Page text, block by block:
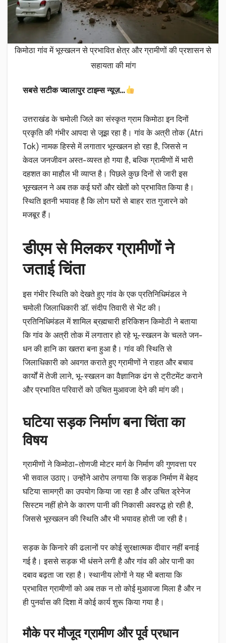
किमोठा गांव में भूस्खलन से प्रभावित क्षेत्र और ग्रामीणों की प्रशासन से
सहायता की मांग
सबसे सटीक ज्वालापुर टाइम्स न्यूज़…
उत्तराखंड के चमोली जिले का संस्कृत ग्राम किमोठा इन दिनों
प्रकृति की गंभीर आपदा से जूझ रहा है। गांव के अत्री तोक (Atri
Tok) नामक हिस्से में लगातार भूस्खलन हो रहा है, जिससे न
केवल जनजीवन अस्त-व्यस्त हो गया है, बल्कि ग्रामीणों में भारी
दहशत का माहौल भी व्याप्त है। पिछले कुछ दिनों से जारी इस
भूस्खलन ने अब तक कई घरों और खेतों को प्रभावित किया है।
स्थिति इतनी भयावह है कि लोग घरों से बाहर रात गुजारने को
मजबूर हैं।
डीएम से मिलकर ग्रामीणों ने
जताई चिंता
इस गंभीर स्थिति को देखते हुए गांव के एक प्रतिनिधिमंडल ने
चमोली जिलाधिकारी डॉ. संदीप तिवारी से भेंट की।
प्रतिनिधिमंडल में शामिल ब्रह्मचारी हरिकिशन किमोठी ने बताया
कि गांव के अत्री तोक में लगातार हो रहे भू-स्खलन के चलते जन-
धन की हानि का खतरा बना हुआ है। गांव की स्थिति से
जिलाधिकारी को अवगत कराते हुए ग्रामीणों ने राहत और बचाव
कार्यों में तेजी लाने, भू-स्खलन का वैज्ञानिक ढंग से ट्रीटमेंट कराने
और प्रभावित परिवारों को उचित मुआवजा देने की मांग की।
घटिया सड़क निर्माण बना चिंता का
विषय
ग्रामीणों ने किमोठा-तोणजी मोटर मार्ग के निर्माण की गुणवत्ता पर
भी सवाल उठाए। उन्होंने आरोप लगाया कि सड़क निर्माण में बेहद
घटिया सामग्री का उपयोग किया जा रहा है और उचित ड्रेनेज
सिस्टम नहीं होने के कारण पानी की निकासी अवरुद्ध हो रही है,
जिससे भूस्खलन की स्थिति और भी भयावह होती जा रही है।
सड़क के किनारे की ढलानों पर कोई सुरक्षात्मक दीवार नहीं बनाई
गई है। इससे सड़क भी धंसने लगी है और गांव की ओर पानी का
दबाव बढ़ता जा रहा है। स्थानीय लोगों ने यह भी बताया कि
प्रभावित ग्रामीणों को अब तक न तो कोई मुआवजा मिला है और न
ही पुनर्वास की दिशा में कोई कार्य शुरू किया गया है।
मौके पर मौजूद ग्रामीण और पूर्व प्रधान